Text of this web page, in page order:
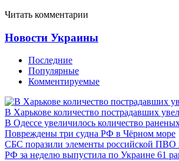
Читать комментарии
Новости Украины
Последние
Популярные
Комментируемые
В Харькове количество пострадавших
В Одессе увеличилось количество
Повреждены три судна РФ в Чёрном море
СБС поразили элементы российской ПВО
РФ за неделю выпустила по Украине 61